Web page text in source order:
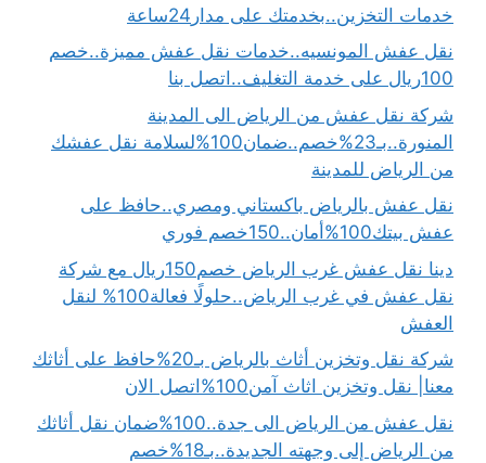
خدمات التخزين..بخدمتك على مدار24ساعة
نقل عفش المونسيه..خدمات نقل عفش مميزة..خصم
100ريال على خدمة التغليف..اتصل بنا
شركة نقل عفش من الرياض الى المدينة
المنورة..بـ23%خصم..ضمان100%لسلامة نقل عفشك
من الرياض للمدينة
نقل عفش بالرياض باكستاني ومصري..حافظ على
عفش بيتك100%أمان..150خصم فوري
دينا نقل عفش غرب الرياض خصم150ريال مع شركة
نقل عفش في غرب الرياض..حلولًا فعالة100% لنقل
العفش
شركة نقل وتخزين أثاث بالرياض بـ20%حافظ على أثاثك
معنا| نقل وتخزين اثاث آمن100%اتصل الان
نقل عفش من الرياض الى جدة..100%ضمان نقل أثاثك
من الرياض إلى وجهته الجديدة..بـ18%خصم